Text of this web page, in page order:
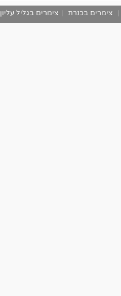
| צימרים בכנרת | צימרים בגליל עליון